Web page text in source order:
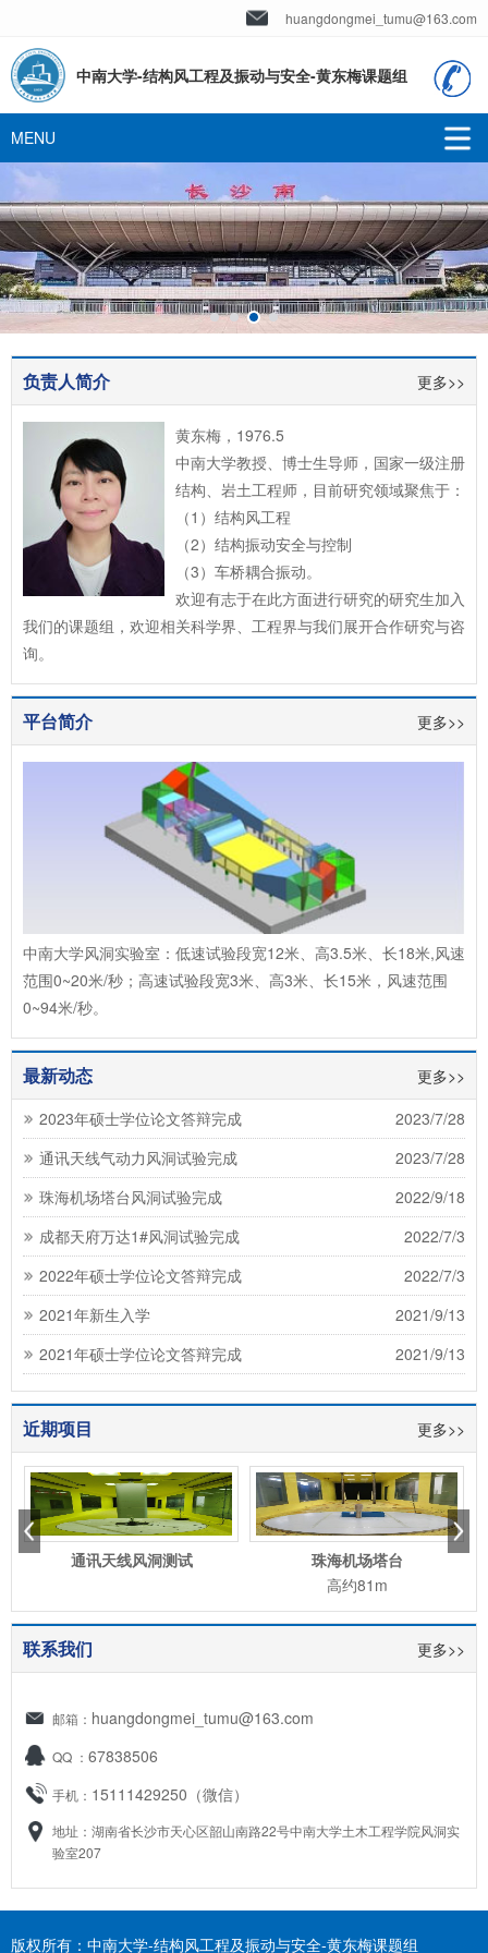
huangdongmei_tumu@163.com
中南大学-结构风工程及振动与安全-黄东梅课题组
负责人简介 更多>>
黄东梅，1976.5
中南大学教授、博士生导师，国家一级注册
结构、岩土工程师，目前研究领域聚焦于：
（1）结构风工程
（2）结构振动安全与控制
（3）车桥耦合振动。
欢迎有志于在此方面进行研究的研究生加入
我们的课题组，欢迎相关科学界、工程界与我们展开合作研究与咨
询。
平台简介 更多>>
中南大学风洞实验室：低速试验段宽12米、高3.5米、长18米,风速
范围0~20米/秒；高速试验段宽3米、高3米、长15米，风速范围
0~94米/秒。
最新动态
更多>>
2023年硕士学位论文答辩完成
2023/7/28
通讯天线气动力风洞试验完成
2023/7/28
珠海机场塔台风洞试验完成
2022/9/18
成都天府万达1#风洞试验完成
2022/7/3
2022年硕士学位论文答辩完成
2022/7/3
2021年新生入学
2021/9/13
2021年硕士学位论文答辩完成
2021/9/13
近期项目 更多>>
通讯天线风洞测试
珠海机场塔台
高约81m
Next
联系我们 更多>>
邮箱： huangdongmei_tumu@163.com
QQ ： 67838506
手机： 15111429250（微信）
地址：湖南省长沙市天心区韶山南路22号中南大学土木工程学院风洞实
验室207
版权所有：中南大学-结构风工程及振动与安全-黄东梅课题组